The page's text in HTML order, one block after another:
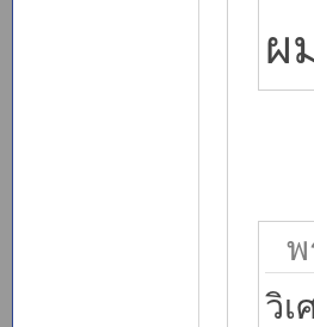
ผ
พ
วิเ